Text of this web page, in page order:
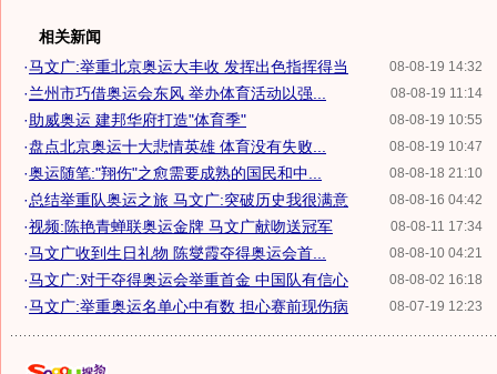
相关新闻
08-08-19 14:32
·马文广:举重北京奥运大丰收 发挥出色指挥得当
08-08-19 11:14
·兰州市巧借奥运会东风 举办体育活动以强...
08-08-19 10:55
·助威奥运 建邦华府打造"体育季"
08-08-19 10:47
·盘点北京奥运十大悲情英雄 体育没有失败...
08-08-18 21:10
·奥运随笔:"翔伤"之愈需要成熟的国民和中...
08-08-16 04:42
·总结举重队奥运之旅 马文广:突破历史我很满意
08-08-11 17:34
·视频:陈艳青蝉联奥运金牌 马文广献吻送冠军
08-08-10 04:21
·马文广收到生日礼物 陈燮霞夺得奥运会首...
08-08-02 16:18
·马文广:对于夺得奥运会举重首金 中国队有信心
08-07-19 12:23
·马文广:举重奥运名单心中有数 担心赛前现伤病